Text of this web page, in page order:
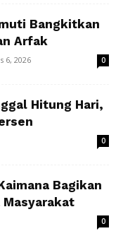
Bangkitkan
Arfak
6, 2026 0
Hitung Hari,
0
Bagikan
Masyarakat
0